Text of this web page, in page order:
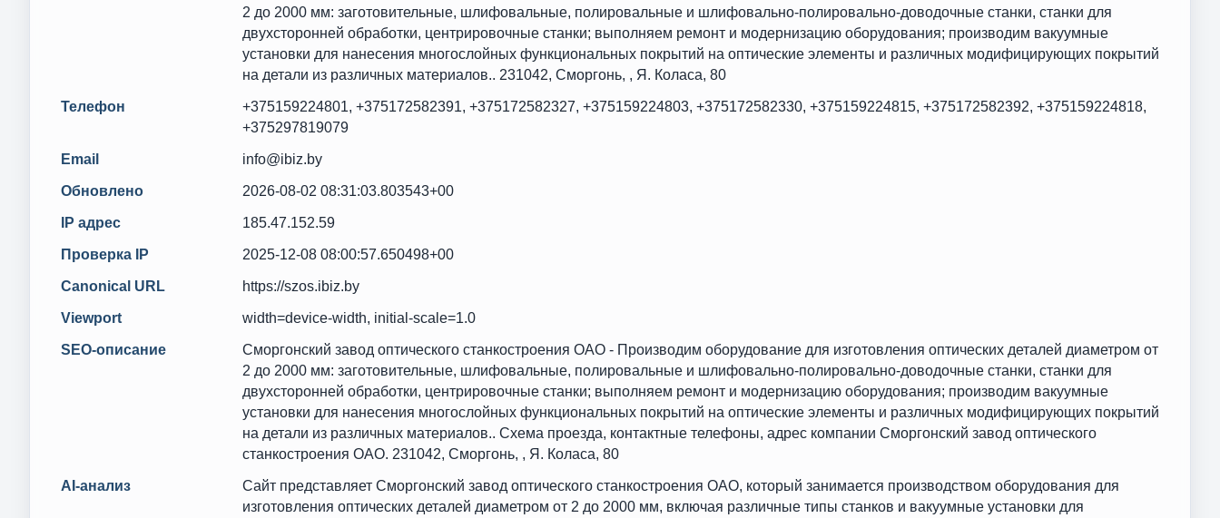
2 до 2000 мм: заготовительные, шлифовальные, полировальные и шлифовально-полировально-доводочные станки, станки для
двухсторонней обработки, центрировочные станки; выполняем ремонт и модернизацию оборудования; производим вакуумные
установки для нанесения многослойных функциональных покрытий на оптические элементы и различных модифицирующих покрытий
на детали из различных материалов.. 231042, Сморгонь, , Я. Коласа, 80
Телефон
+375159224801, +375172582391, +375172582327, +375159224803, +375172582330, +375159224815, +375172582392, +375159224818,
+375297819079
Email info@ibiz.by
Обновлено 2026-08-02 08:31:03.803543+00
IP адрес 185.47.152.59
Проверка IP 2025-12-08 08:00:57.650498+00
Canonical URL https://szos.ibiz.by
Viewport width=device-width, initial-scale=1.0
SEO-описание
Сморгонский завод оптического станкостроения ОАО - Производим оборудование для изготовления оптических деталей диаметром от
2 до 2000 мм: заготовительные, шлифовальные, полировальные и шлифовально-полировально-доводочные станки, станки для
двухсторонней обработки, центрировочные станки; выполняем ремонт и модернизацию оборудования; производим вакуумные
установки для нанесения многослойных функциональных покрытий на оптические элементы и различных модифицирующих покрытий
на детали из различных материалов.. Схема проезда, контактные телефоны, адрес компании Сморгонский завод оптического
станкостроения ОАО. 231042, Сморгонь, , Я. Коласа, 80
AI-анализ
Сайт представляет Сморгонский завод оптического станкостроения ОАО, который занимается производством оборудования для
изготовления оптических деталей диаметром от 2 до 2000 мм, включая различные типы станков и вакуумные установки для